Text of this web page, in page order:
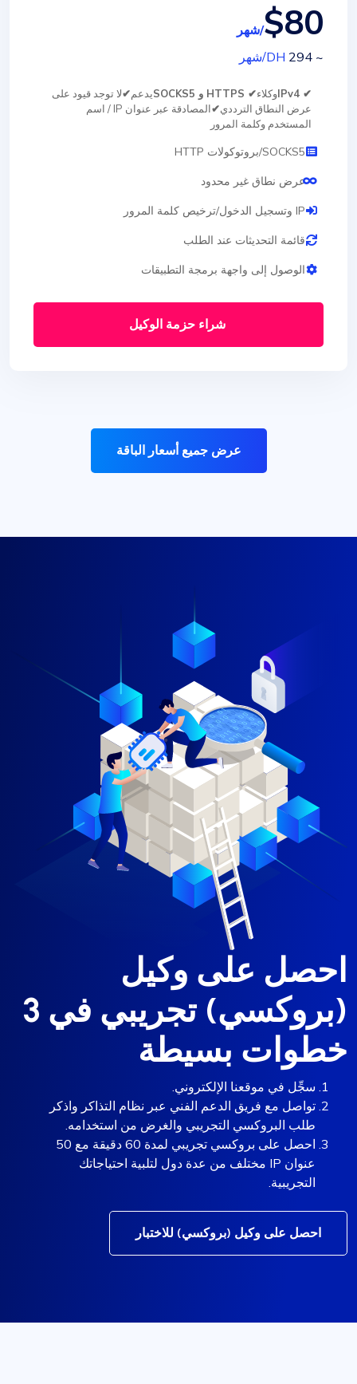
$80/شهر
~ 294
DH/شهر
✔ IPv4 وكلاء✔ HTTPS و SOCKS5 يدعم✔لا توجد قيود على
عرض النطاق الترددي✔
المصادقة عبر عنوان IP / اسم
المستخدم وكلمة المرور
SOCKS5/بروتوكولات HTTP
عرض نطاق غير محدود
IP وتسجيل الدخول/ترخيص كلمة المرور
قائمة التحديثات عند الطلب
الوصول إلى واجهة برمجة التطبيقات
شراء حزمة الوكيل
عرض جميع أسعار الباقة
احصل على وكيل
(بروكسي) تجريبي في 3
خطوات بسيطة
سجِّل في موقعنا الإلكتروني.
تواصل مع فريق الدعم الفني عبر نظام التذاكر واذكر
طلب البروكسي التجريبي والغرض من استخدامه.
احصل على بروكسي تجريبي لمدة 60 دقيقة مع 50
عنوان IP مختلف من عدة دول لتلبية احتياجاتك
التجريبية.
احصل على وكيل (بروكسي) للاختبار